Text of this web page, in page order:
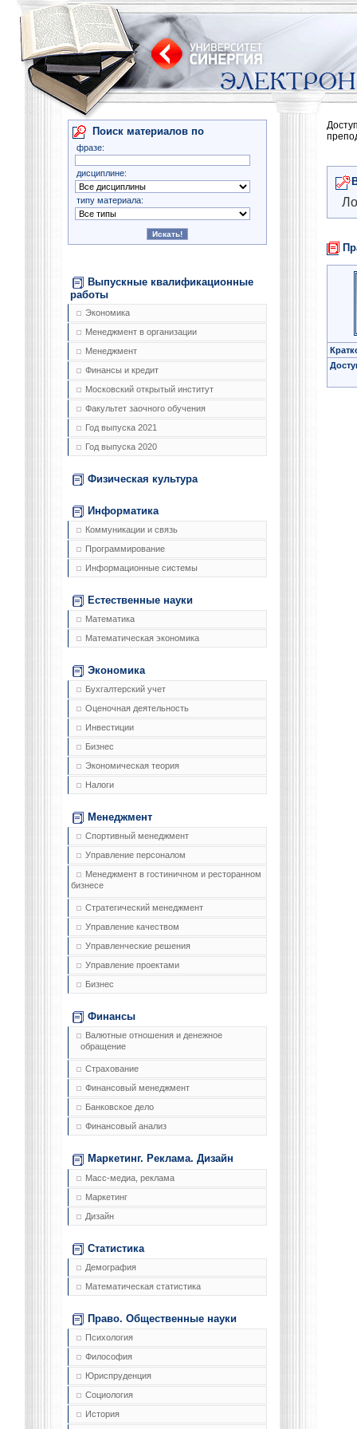
Поиск материалов по
фразе:
дисциплине:
типу материала:
Выпускные квалификационные
работы
Экономика
Менеджмент в организации
Менеджмент
Финансы и кредит
Московский открытый институт
Факультет заочного обучения
Год выпуска 2021
Год выпуска 2020
Физическая культура
Информатика
Коммуникации и связь
Программирование
Информационные системы
Естественные науки
Математика
Математическая экономика
Экономика
Бухгалтерский учет
Оценочная деятельность
Инвестиции
Бизнес
Экономическая теория
Налоги
Менеджмент
Спортивный менеджмент
Управление персоналом
Менеджмент в гостиничном и ресторанном
бизнесе
Стратегический менеджмент
Управление качеством
Управленческие решения
Управление проектами
Бизнес
Финансы
Валютные отношения и денежное
обращение
Страхование
Финансовый менеджмент
Банковское дело
Финансовый анализ
Маркетинг. Реклама. Дизайн
Масс-медиа, реклама
Маркетинг
Дизайн
Статистика
Демография
Математическая статистика
Право. Общественные науки
Психология
Философия
Юриспруденция
Социология
История